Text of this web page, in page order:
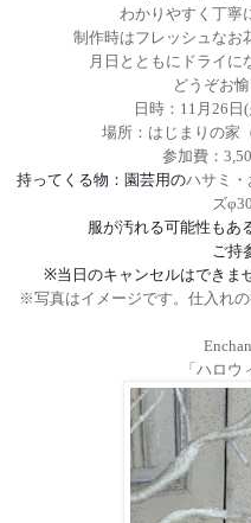
わかりやすく丁寧
制作時はフレッシュなお
月日とともにドライに
どうぞお
日時： 11 月 26 日(
場所：はじまりの家
参加費：
持ってくる物：園芸用のハサミ
ズφ30
服が汚れる可能性もあ
ご持
※当日のキャンセルはできま
※写真はイメージです。仕入れ
「ハロウ